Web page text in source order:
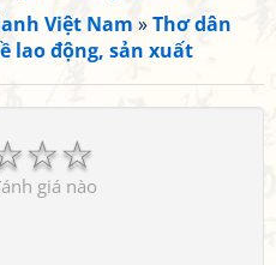
Việt Nam »Thơ dân
lao động, sản xuất
☆
☆
giá nào